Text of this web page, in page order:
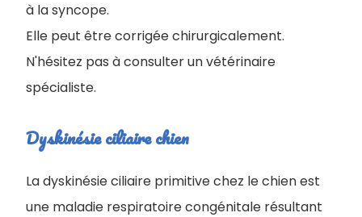
à la syncope.
Elle peut être corrigée chirurgicalement.
N'hésitez pas à consulter un vétérinaire
spécialiste.
Dyskinésie ciliaire chien
La dyskinésie ciliaire primitive chez le chien est
une maladie respiratoire congénitale résultant